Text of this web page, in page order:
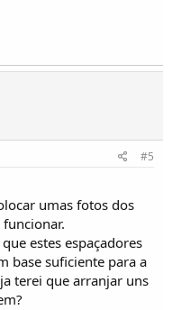
#5
umas fotos dos
estes espaçadores
base suficiente para a
terei que arranjar uns